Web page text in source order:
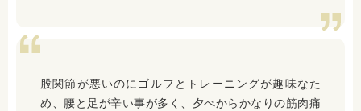
股関節が悪いのにゴルフとトレーニングが趣味なた
め、腰と足が辛い事が多く、夕べからかなりの筋肉痛